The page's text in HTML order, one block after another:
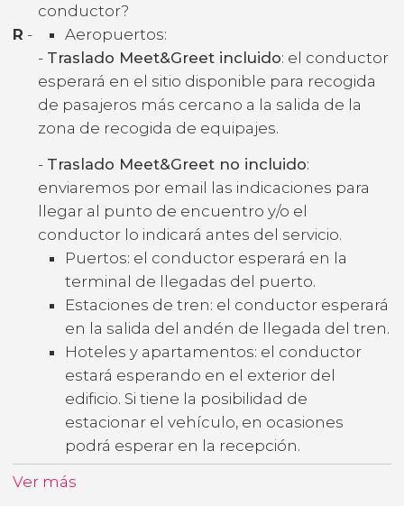
conductor?
R -
Aeropuertos:
- Traslado Meet&Greet incluido: el conductor
esperará en el sitio disponible para recogida
de pasajeros más cercano a la salida de la
zona de recogida de equipajes.
- Traslado Meet&Greet no incluido:
enviaremos por email las indicaciones para
llegar al punto de encuentro y/o el
conductor lo indicará antes del servicio.
Puertos: el conductor esperará en la
terminal de llegadas del puerto.
Estaciones de tren: el conductor esperará
en la salida del andén de llegada del tren.
Hoteles y apartamentos: el conductor
estará esperando en el exterior del
edificio. Si tiene la posibilidad de
estacionar el vehículo, en ocasiones
podrá esperar en la recepción.
Ver más